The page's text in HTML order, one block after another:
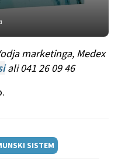
marketinga, Medex
ali 041 26 09 46
SISTEM